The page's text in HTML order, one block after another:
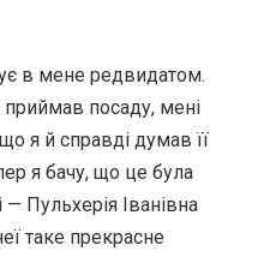
в мене редвидатом.
посаду, мені
я й справді думав її
я бачу, що це була
— Пульхерія Іванівна
таке прекрасне